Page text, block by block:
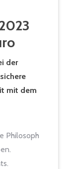
der
mit dem
Philosoph